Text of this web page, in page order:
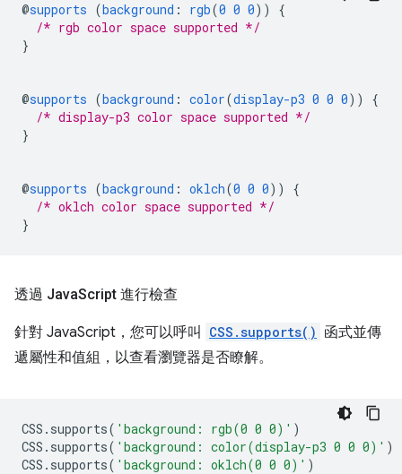
@supports (background : rgb(0 0 0))
{
/* rgb color space supported */
}
@supports (background : color(display-p3 0 0 0))
{
/* display-p3 color space supported */
}
@supports (background : oklch(0 0 0))
{
/* oklch color space supported */
}
透過 JavaScript 進行檢查
針對 JavaScript，您可以呼叫 CSS.supports() 函式並傳
遞屬性和值組，以查看瀏覽器是否瞭解。
CSS . supports( 'background: rgb(0 0 0)' )
CSS . supports( 'background: color(display-p3 0 0 0)' )
CSS . supports( 'background: oklch(0 0 0)' )